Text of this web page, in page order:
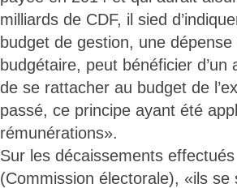
milliards de CDF, il sied
budget de gestion, une
budgétaire, peut bénéficier
de se rattacher au budget de
passé, ce principe ayant été
rémunérations».
Sur les décaissements
(Commission électorale), «ils